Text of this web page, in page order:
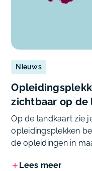
Nieuws
zichtbaar op de
Op de landkaart zie
opleidingsplekken
de opleidingen in
Lees meer